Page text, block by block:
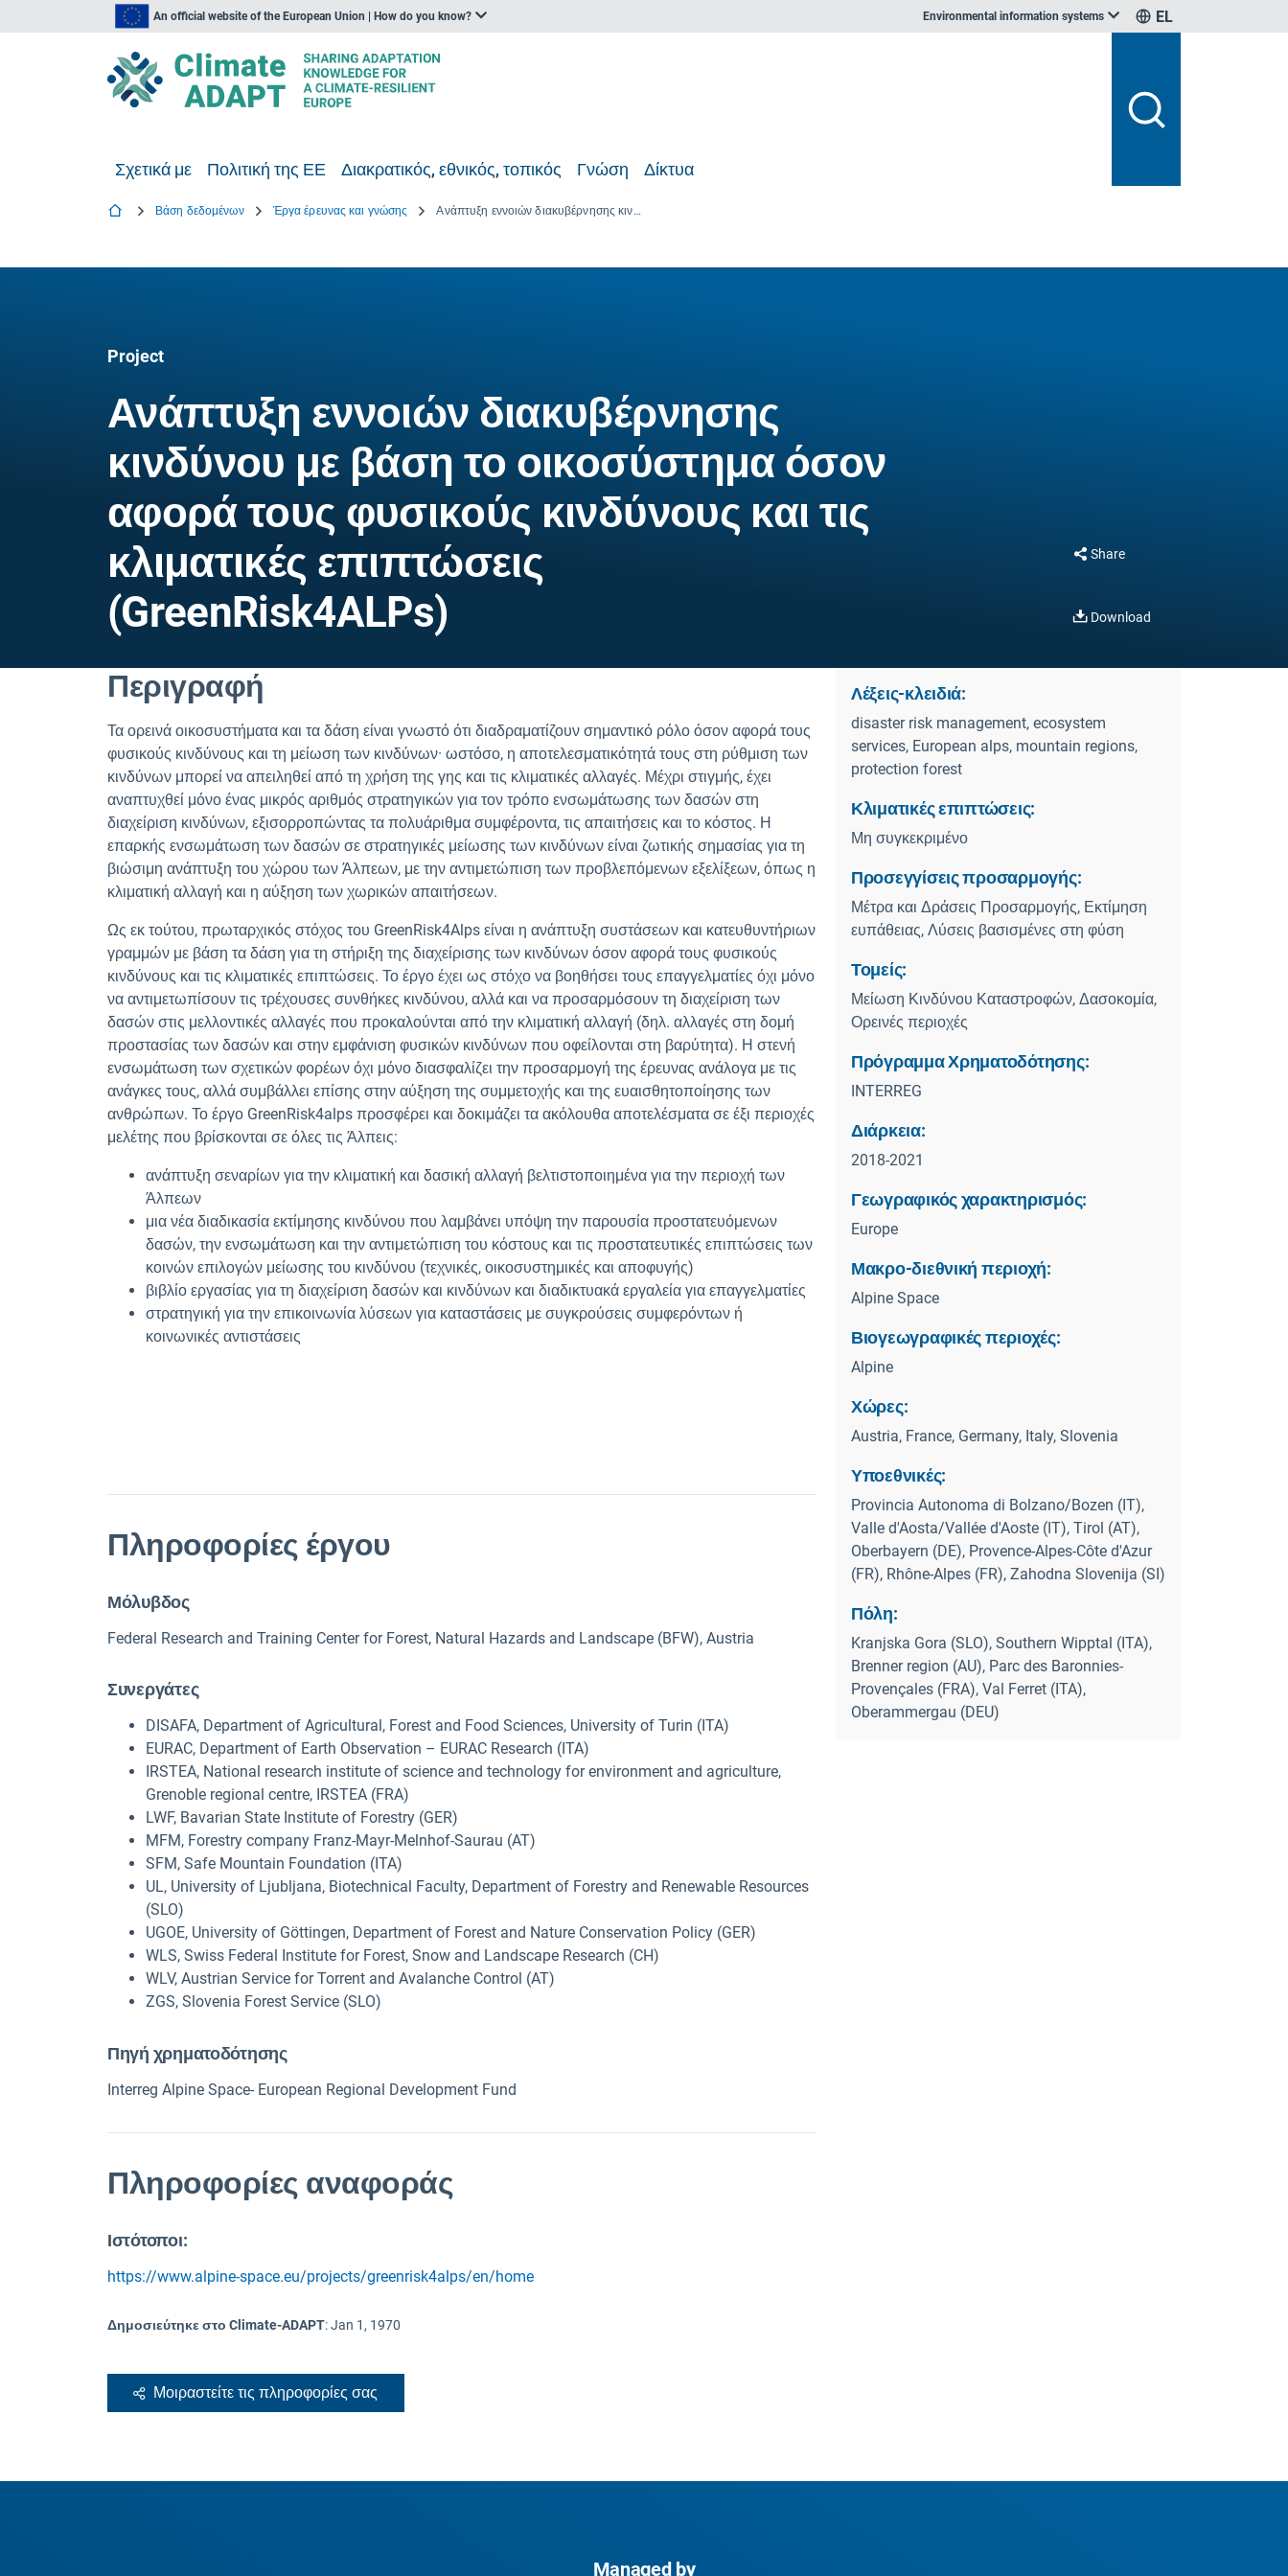
An official website of the European Union | How do you know? Environmental information systems EL
Σχετικά με Πολιτική της ΕΕ Διακρατικός, εθνικός, τοπικός Γνώση Δίκτυα
Βάση δεδομένων Έργα έρευνας και γνώσης Ανάπτυξη εννοιών διακυβέρνησης κινδύνου με βάση το οικοσύστημα όσον αφορά τους φυσικούς κινδύνους και τις κλιματικές επιπτώσεις
Project
Ανάπτυξη εννοιών διακυβέρνησης
κινδύνου με βάση το οικοσύστημα όσον
αφορά τους φυσικούς κινδύνους και τις
κλιματικές επιπτώσεις
(GreenRisk4ALPs)
Share
Download
Περιγραφή
Τα ορεινά οικοσυστήματα και τα δάση είναι γνωστό ότι διαδραματίζουν σημαντικό ρόλο όσον αφορά τους
φυσικούς κινδύνους και τη μείωση των κινδύνων· ωστόσο, η αποτελεσματικότητά τους στη ρύθμιση των
κινδύνων μπορεί να απειληθεί από τη χρήση της γης και τις κλιματικές αλλαγές. Μέχρι στιγμής, έχει
αναπτυχθεί μόνο ένας μικρός αριθμός στρατηγικών για τον τρόπο ενσωμάτωσης των δασών στη
διαχείριση κινδύνων, εξισορροπώντας τα πολυάριθμα συμφέροντα, τις απαιτήσεις και το κόστος. Η
επαρκής ενσωμάτωση των δασών σε στρατηγικές μείωσης των κινδύνων είναι ζωτικής σημασίας για τη
βιώσιμη ανάπτυξη του χώρου των Άλπεων, με την αντιμετώπιση των προβλεπόμενων εξελίξεων, όπως η
κλιματική αλλαγή και η αύξηση των χωρικών απαιτήσεων.
Ως εκ τούτου, πρωταρχικός στόχος του GreenRisk4Alps είναι η ανάπτυξη συστάσεων και κατευθυντήριων
γραμμών με βάση τα δάση για τη στήριξη της διαχείρισης των κινδύνων όσον αφορά τους φυσικούς
κινδύνους και τις κλιματικές επιπτώσεις. Το έργο έχει ως στόχο να βοηθήσει τους επαγγελματίες όχι μόνο
να αντιμετωπίσουν τις τρέχουσες συνθήκες κινδύνου, αλλά και να προσαρμόσουν τη διαχείριση των
δασών στις μελλοντικές αλλαγές που προκαλούνται από την κλιματική αλλαγή (δηλ. αλλαγές στη δομή
προστασίας των δασών και στην εμφάνιση φυσικών κινδύνων που οφείλονται στη βαρύτητα). Η στενή
ενσωμάτωση των σχετικών φορέων όχι μόνο διασφαλίζει την προσαρμογή της έρευνας ανάλογα με τις
ανάγκες τους, αλλά συμβάλλει επίσης στην αύξηση της συμμετοχής και της ευαισθητοποίησης των
ανθρώπων. Το έργο GreenRisk4alps προσφέρει και δοκιμάζει τα ακόλουθα αποτελέσματα σε έξι περιοχές
μελέτης που βρίσκονται σε όλες τις Άλπεις:
ανάπτυξη σεναρίων για την κλιματική και δασική αλλαγή βελτιστοποιημένα για την περιοχή των
Άλπεων
μια νέα διαδικασία εκτίμησης κινδύνου που λαμβάνει υπόψη την παρουσία προστατευόμενων
δασών, την ενσωμάτωση και την αντιμετώπιση του κόστους και τις προστατευτικές επιπτώσεις των
κοινών επιλογών μείωσης του κινδύνου (τεχνικές, οικοσυστημικές και αποφυγής)
βιβλίο εργασίας για τη διαχείριση δασών και κινδύνων και διαδικτυακά εργαλεία για επαγγελματίες
στρατηγική για την επικοινωνία λύσεων για καταστάσεις με συγκρούσεις συμφερόντων ή
κοινωνικές αντιστάσεις
Πληροφορίες έργου
Μόλυβδος
Federal Research and Training Center for Forest, Natural Hazards and Landscape (BFW), Austria
Συνεργάτες
DISAFA, Department of Agricultural, Forest and Food Sciences, University of Turin (ITA)
EURAC, Department of Earth Observation – EURAC Research (ITA)
IRSTEA, National research institute of science and technology for environment and agriculture,
Grenoble regional centre, IRSTEA (FRA)
LWF, Bavarian State Institute of Forestry (GER)
MFM, Forestry company Franz-Mayr-Melnhof-Saurau (AT)
SFM, Safe Mountain Foundation (ITA)
UL, University of Ljubljana, Biotechnical Faculty, Department of Forestry and Renewable Resources
(SLO)
UGOE, University of Göttingen, Department of Forest and Nature Conservation Policy (GER)
WLS, Swiss Federal Institute for Forest, Snow and Landscape Research (CH)
WLV, Austrian Service for Torrent and Avalanche Control (AT)
ZGS, Slovenia Forest Service (SLO)
Πηγή χρηματοδότησης
Interreg Alpine Space- European Regional Development Fund
Πληροφορίες αναφοράς
Ιστότοποι:
https://www.alpine-space.eu/projects/greenrisk4alps/en/home
Δημοσιεύτηκε στο Climate-ADAPT:Jan 1, 1970
Μοιραστείτε τις πληροφορίες σας
Λέξεις-κλειδιά:
disaster risk management, ecosystem
services, European alps, mountain regions,
protection forest
Κλιματικές επιπτώσεις:
Μη συγκεκριμένο
Προσεγγίσεις προσαρμογής:
Μέτρα και Δράσεις Προσαρμογής, Εκτίμηση
ευπάθειας, Λύσεις βασισμένες στη φύση
Τομείς:
Μείωση Κινδύνου Καταστροφών, Δασοκομία,
Ορεινές περιοχές
Πρόγραμμα Χρηματοδότησης:
INTERREG
Διάρκεια:
2018-2021
Γεωγραφικός χαρακτηρισμός:
Europe
Μακρο-διεθνική περιοχή:
Alpine Space
Βιογεωγραφικές περιοχές:
Alpine
Χώρες:
Austria, France, Germany, Italy, Slovenia
Υποεθνικές:
Provincia Autonoma di Bolzano/Bozen (IT),
Valle d'Aosta/Vallée d'Aoste (IT), Tirol (AT),
Oberbayern (DE), Provence-Alpes-Côte d'Azur
(FR), Rhône-Alpes (FR), Zahodna Slovenija (SI)
Πόλη:
Kranjska Gora (SLO), Southern Wipptal (ITA),
Brenner region (AU), Parc des Baronnies-
Provençales (FRA), Val Ferret (ITA),
Oberammergau (DEU)
Managed by